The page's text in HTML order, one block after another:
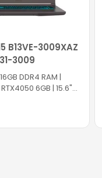
B13VE-3009XAZ
3009
DDR4 RAM |
6GB | 15.6"